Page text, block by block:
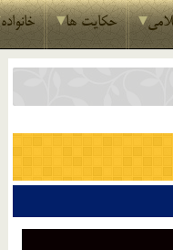
حکایت ها خانواده